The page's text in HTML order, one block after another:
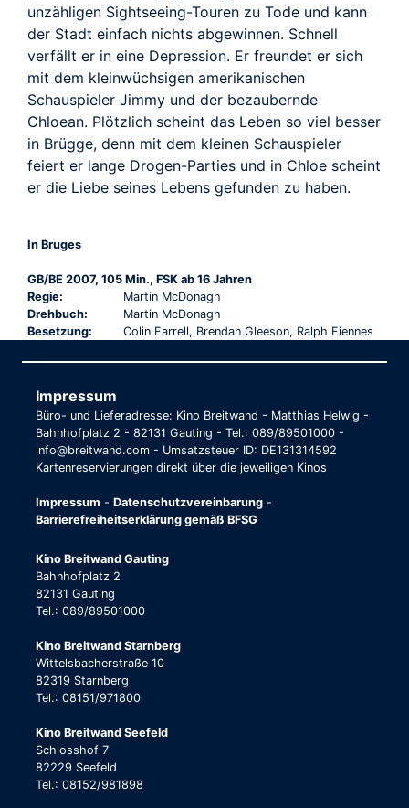
unzähligen Sightseeing-Touren zu Tode und kann
der Stadt einfach nichts abgewinnen. Schnell
verfällt er in eine Depression. Er freundet er sich
mit dem kleinwüchsigen amerikanischen
Schauspieler Jimmy und der bezaubernde
Chloean. Plötzlich scheint das Leben so viel besser
in Brügge, denn mit dem kleinen Schauspieler
feiert er lange Drogen-Parties und in Chloe scheint
er die Liebe seines Lebens gefunden zu haben.
In Bruges
GB/BE 2007, 105 Min., FSK ab 16 Jahren
Regie:
Martin McDonagh
Drehbuch:
Martin McDonagh
Besetzung:
Colin Farrell, Brendan Gleeson, Ralph Fiennes
Impressum
Büro- und Lieferadresse: Kino Breitwand - Matthias Helwig -
Bahnhofplatz 2 - 82131 Gauting - Tel.: 089/89501000 -
info@breitwand.com - Umsatzsteuer ID: DE131314592
Kartenreservierungen direkt über die jeweiligen Kinos
Impressum - Datenschutzvereinbarung -
Barrierefreiheitserklärung gemäß BFSG
Kino Breitwand Gauting
Bahnhofplatz 2
82131 Gauting
Tel.: 089/89501000
Kino Breitwand Starnberg
Wittelsbacherstraße 10
82319 Starnberg
Tel.: 08151/971800
Kino Breitwand Seefeld
Schlosshof 7
82229 Seefeld
Tel.: 08152/981898